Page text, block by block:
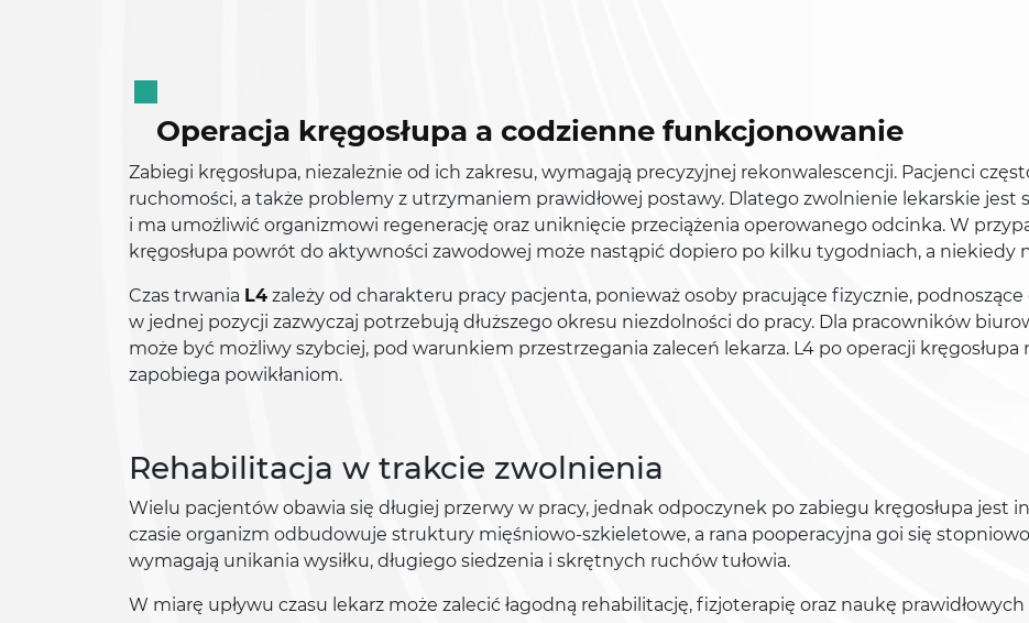
Operacja kręgosłupa a codzienne funkcjonowanie
Zabiegi kręgosłupa, niezależnie od ich zakresu, wymagają precyzyjnej rekonwalescencji. Pacjenci
ruchomości, a także problemy z utrzymaniem prawidłowej postawy. Dlatego zwolnienie lekarskie
i ma umożliwić organizmowi regenerację oraz uniknięcie przeciążenia operowanego odcinka. W
kręgosłupa powrót do aktywności zawodowej może nastąpić dopiero po kilku tygodniach, a niekiedy
Czas trwania L4 zależy od charakteru pracy pacjenta, ponieważ osoby pracujące fizycznie, podnoszące
w jednej pozycji zazwyczaj potrzebują dłuższego okresu niezdolności do pracy. Dla pracowników
może być możliwy szybciej, pod warunkiem przestrzegania zaleceń lekarza. L4 po operacji
zapobiega powikłaniom.
Rehabilitacja w trakcie zwolnienia
Wielu pacjentów obawia się długiej przerwy w pracy, jednak odpoczynek po zabiegu kręgosłupa jest
czasie organizm odbudowuje struktury mięśniowo-szkieletowe, a rana pooperacyjna goi się
wymagają unikania wysiłku, długiego siedzenia i skrętnych ruchów tułowia.
W miarę upływu czasu lekarz może zalecić łagodną rehabilitację, fizjoterapię oraz naukę